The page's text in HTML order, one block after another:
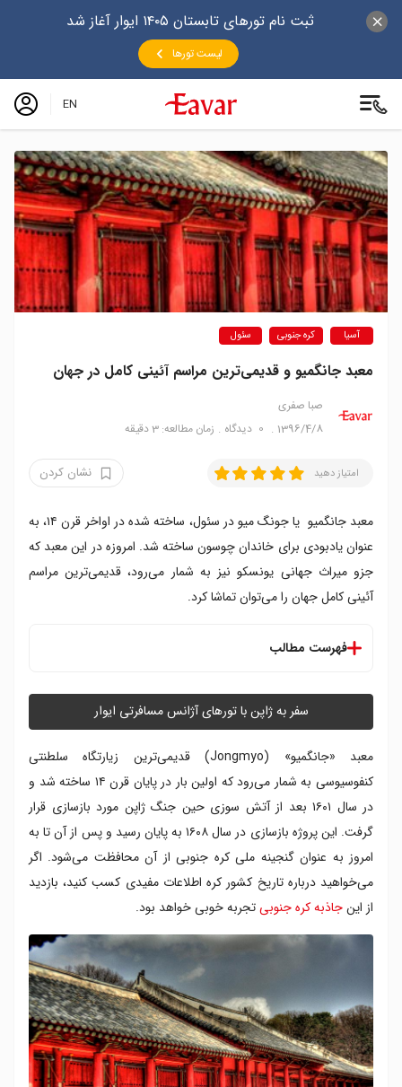
ثبت نام تورهای تابستان ۱۴۰۵ ایوار آغاز شد
لیست تورها
EN
آسیا کره جنوبی سئول
معبد جانگمیو و قدیمی‌ترین مراسم آئینی کامل در جهان
صبا صفری
1396/4/8
0 دیدگاه زمان مطالعه: 3 دقیقه
امتیاز دهید نشان کردن
معبد جانگمیو یا جونگ میو در سئول، ساخته شده در اواخر قرن ۱۴، به
عنوان یادبودی برای خاندان چوسون ساخته شد. امروزه در این معبد که
جزو میراث جهانی یونسکو نیز به شمار می‌رود، قدیمی‌ترین مراسم
آئینی کامل جهان را می‌توان تماشا کرد.
فهرست مطالب
سفر به ژاپن با تورهای آژانس مسافرتی ایوار
معبد «جانگمیو» (Jongmyo) قدیمی‌ترین زیارتگاه سلطنتی
کنفوسیوسی به شمار می‌رود که اولین بار در پایان قرن ۱۴ ساخته شد و
در سال ۱۶۰۱ بعد از آتش سوزی حین جنگ ژاپن مورد بازسازی قرار
گرفت. این پروژه بازسازی در سال ۱۶۰۸ به پایان رسید و پس از آن تا به
امروز به عنوان گنجینه ملی کره جنوبی از آن محافظت می‌شود. اگر
می‌خواهید درباره تاریخ کشور کره اطلاعات مفیدی کسب کنید، بازدید
از اینجاذبه کره جنوبیتجربه خوبی خواهد بود.